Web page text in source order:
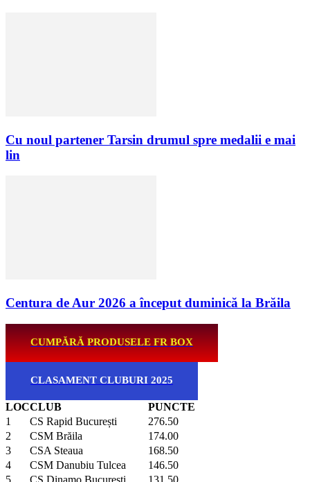
Cu noul partener Tarsin drumul spre medalii e mai
lin
Centura de Aur 2026 a început duminică la Brăila
CUMPĂRĂ PRODUSELE FR BOX
CLASAMENT CLUBURI 2025
LOCCLUB
PUNCTE
1
CS Rapid București
276.50
2
CSM Brăila
174.00
3
CSA Steaua
168.50
4
CSM Danubiu Tulcea
146.50
5
CS Dinamo București 131.50